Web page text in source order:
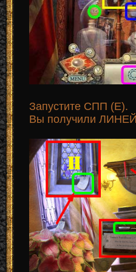
Запустите СПП (Е).
Вы получили